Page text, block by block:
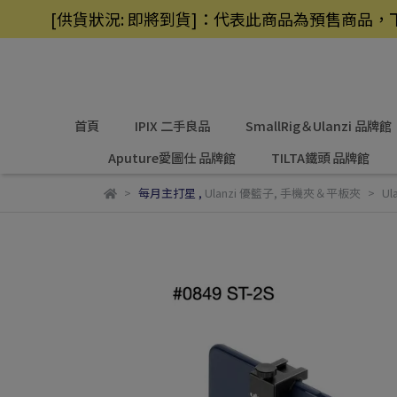
[供貨狀況: 即將到貨]：代表此商品為預售商品
首頁 IPIX 二手良品
SmallRig＆Ulanzi 品牌館
Aputure愛圖仕 品牌館
TILTA鐵頭 品牌館
每月主打星 , Ulanzi 優籃子, 手機夾＆平板夾